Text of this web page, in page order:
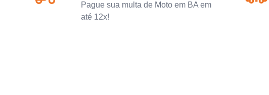
Pague sua multa de Moto em BA em
até 12x!